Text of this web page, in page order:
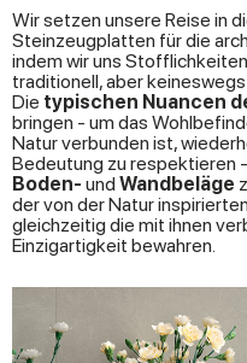
Wir setzen unsere Reise in
Steinzeugplatten für die
indem wir uns
traditionell, aber
Die typischen Nuancen
bringen - um das
Natur verbunden ist,
Bedeutung zu respektieren
Boden- und Wandbeläge
der von der Natur
gleichzeitig die mit ihnen
Einzigartigkeit bewahren.